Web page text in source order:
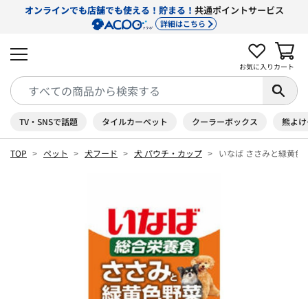
オンラインでも店舗でも使える！貯まる！ 共通ポイントサービス
詳細はこちら
お気に入り カート
TV・SNSで話題 タイルカーペット クーラーボックス 熊よ
TOP ペット 犬フード 犬 パウチ・カップ いなば ささみと緑黄